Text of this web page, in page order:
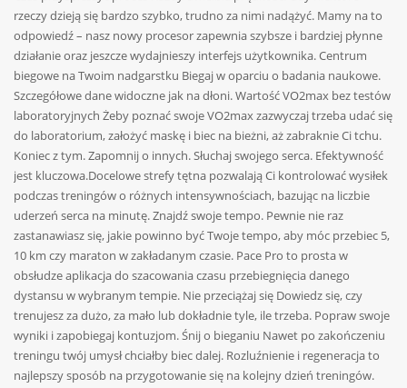
rzeczy dzieją się bardzo szybko, trudno za nimi nadążyć. Mamy na to
odpowiedź – nasz nowy procesor zapewnia szybsze i bardziej płynne
działanie oraz jeszcze wydajnieszy interfejs użytkownika. Centrum
biegowe na Twoim nadgarstku Biegaj w oparciu o badania naukowe.
Szczegółowe dane widoczne jak na dłoni. Wartość VO2max bez testów
laboratoryjnych Żeby poznać swoje VO2max zazwyczaj trzeba udać się
do laboratorium, założyć maskę i biec na bieżni, aż zabraknie Ci tchu.
Koniec z tym. Zapomnij o innych. Słuchaj swojego serca. Efektywność
jest kluczowa.Docelowe strefy tętna pozwalają Ci kontrolować wysiłek
podczas treningów o różnych intensywnościach, bazując na liczbie
uderzeń serca na minutę. Znajdź swoje tempo. Pewnie nie raz
zastanawiasz się, jakie powinno być Twoje tempo, aby móc przebiec 5,
10 km czy maraton w zakładanym czasie. Pace Pro to prosta w
obsłudze aplikacja do szacowania czasu przebiegnięcia danego
dystansu w wybranym tempie. Nie przeciążaj się Dowiedz się, czy
trenujesz za dużo, za mało lub dokładnie tyle, ile trzeba. Popraw swoje
wyniki i zapobiegaj kontuzjom. Śnij o bieganiu Nawet po zakończeniu
treningu twój umysł chciałby biec dalej. Rozluźnienie i regeneracja to
najlepszy sposób na przygotowanie się na kolejny dzień treningów.